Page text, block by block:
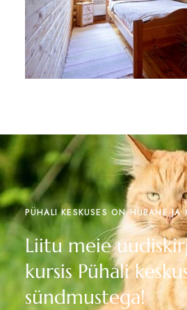
PÜHALI KESKUSES ON HUBANE JA
Liitu meie
kursis Pühali
sündmustega!